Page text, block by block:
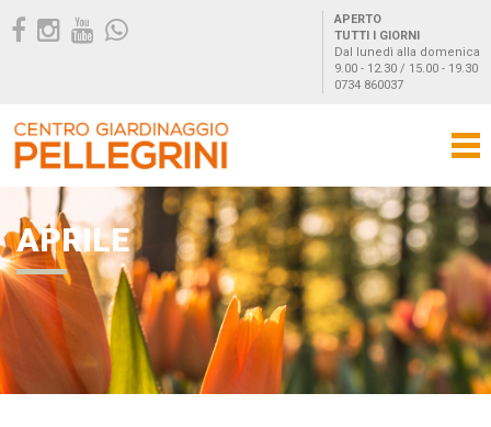
APERTO
TUTTI I GIORNI
Dal lunedì alla domenica
9.00 - 12.30 / 15.00 - 19.30
0734 860037
APRILE